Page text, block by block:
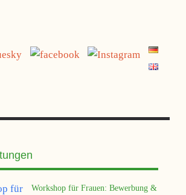
Workshop für Frauen: Bewerbung &